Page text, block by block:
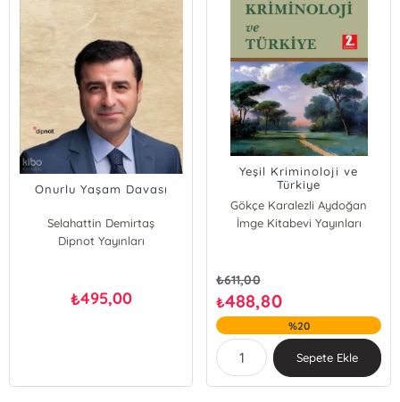
Onurlu Yaşam Davası
Selahattin Demirtaş
Dipnot Yayınları
₺495,00
Yeşil Kriminoloji ve
Türkiye
Gökçe Karalezli Aydoğan
İmge Kitabevi Yayınları
₺611,00
₺488,80
%20
Sepete Ekle